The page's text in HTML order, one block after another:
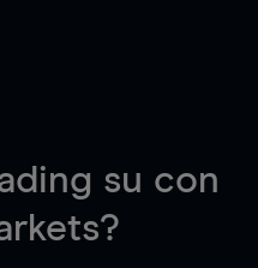
su con